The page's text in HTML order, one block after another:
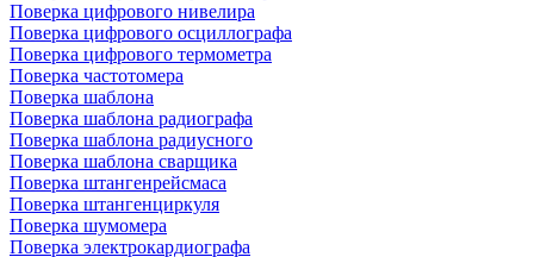
Поверка цифрового нивелира
Поверка цифрового осциллографа
Поверка цифрового термометра
Поверка частотомера
Поверка шаблона
Поверка шаблона радиографа
Поверка шаблона радиусного
Поверка шаблона сварщика
Поверка штангенрейсмаса
Поверка штангенциркуля
Поверка шумомера
Поверка электрокардиографа